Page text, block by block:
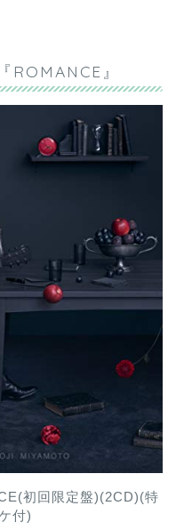
』
初回限定盤)(2CD)(特
付)